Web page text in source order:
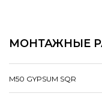
МОНТАЖНЫЕ
M50 GYPSUM SQR